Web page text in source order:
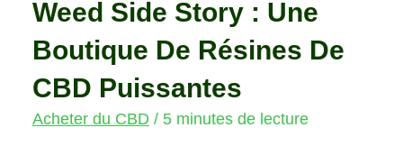
Weed Side Story : Une
Boutique De Résines De
CBD Puissantes
Acheter du CBD / 5 minutes de lecture